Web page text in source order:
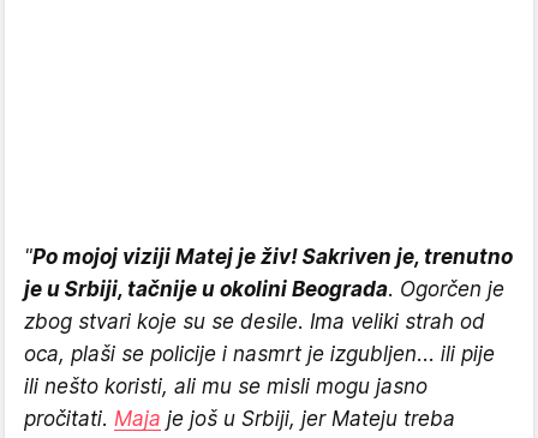
"Po mojoj viziji Matej je živ! Sakriven je, trenutno
je u Srbiji, tačnije u okolini Beograda. Ogorčen je
zbog stvari koje su se desile. Ima veliki strah od
oca, plaši se policije i nasmrt je izgubljen... ili pije
ili nešto koristi, ali mu se misli mogu jasno
pročitati. Maja je još u Srbiji, jer Mateju treba